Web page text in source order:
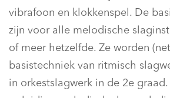
vibrafoon en klokkenspel. De
zijn voor alle melodische
of meer hetzelfde. Ze worden
basistechniek van ritmisch
in orkestslagwerk in de 2e graad.